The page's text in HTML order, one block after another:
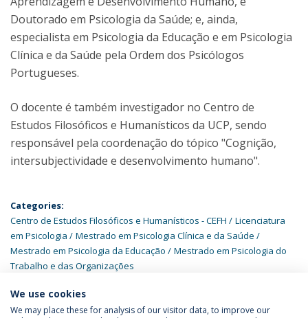
Doutorado em Psicologia da Saúde; e, ainda,
especialista em Psicologia da Educação e em Psicologia
Clínica e da Saúde pela Ordem dos Psicólogos
Portugueses.
O docente é também investigador no Centro de
Estudos Filosóficos e Humanísticos da UCP, sendo
responsável pela coordenação do tópico "Cognição,
intersubjectividade e desenvolvimento humano".
Categories:
Centro de Estudos Filosóficos e Humanísticos - CEFH
Licenciatura
em Psicologia
Mestrado em Psicologia Clínica e da Saúde
Mestrado em Psicologia da Educação
Mestrado em Psicologia do
Trabalho e das Organizações
We use cookies
We may place these for analysis of our visitor data, to improve our